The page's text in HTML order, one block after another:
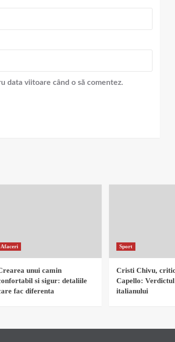
data viitoare când o să comentez.
Afaceri
unui camin
si sigur: detaliile
fac diferenta
Sport
Cristi Chivu,
Capello:
italianului